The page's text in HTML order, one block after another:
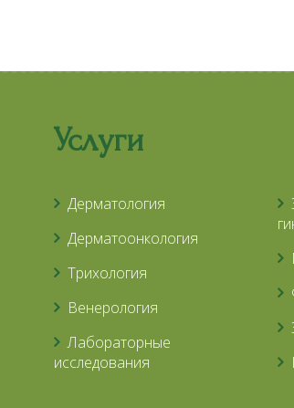
Услуги
Дерматология
Дерматоонкология
Трихология
Венерология
Лабораторные
исследования